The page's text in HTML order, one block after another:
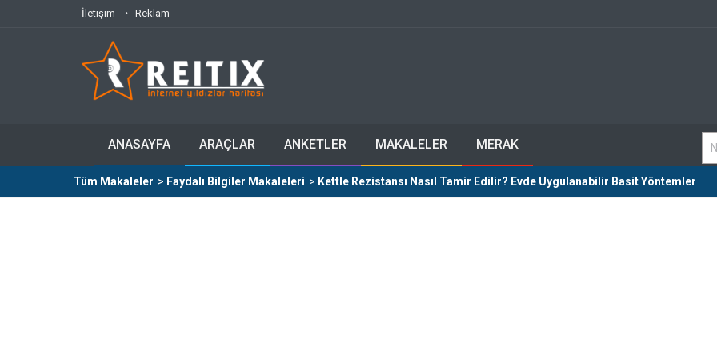
İletişim Reklam
ANASAYFA ARAÇLAR ANKETLER MAKALELER MERAK
Tüm Makaleler > Faydalı Bilgiler Makaleleri > Kettle Rezistansı Nasıl Tamir Edilir? Evde Uygulanabilir Basit Yöntemler